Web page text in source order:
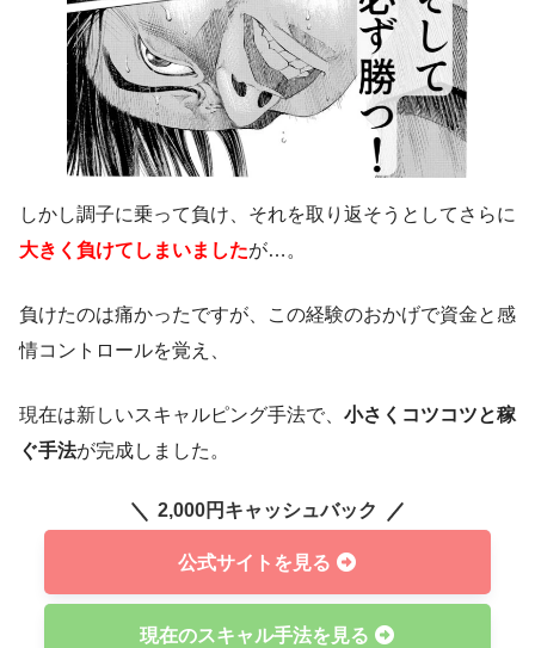
しかし調子に乗って負け、それを取り返そうとしてさらに
大きく負けてしまいましたが…。
負けたのは痛かったですが、この経験のおかげで資金と感
情コントロールを覚え、
現在は新しいスキャルピング手法で、 小さくコツコツと稼
ぐ手法が完成しました。
2,000円キャッシュバック
公式サイトを見る
現在のスキャル手法を見る